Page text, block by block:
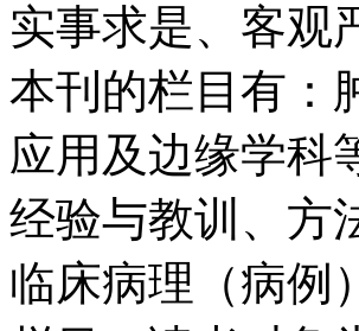
实事求是、客观
本刊的栏目有：
应用及边缘学科
经验与教训、方
临床病理（病例